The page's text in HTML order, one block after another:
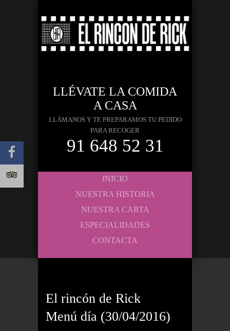
LLÉVATE LA COMIDA
A CASA
LLÁMANOS Y TE PREPARAMOS TU PEDIDO
PARA RECOGER
91 648 52 31
INICIO
NUESTRA HISTORIA
NUESTRA CARTA
ESPECIALIDADES
CONTACTA
El rincón de Rick
Menú día (30/04/2016)